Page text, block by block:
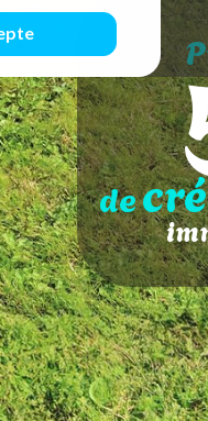
de